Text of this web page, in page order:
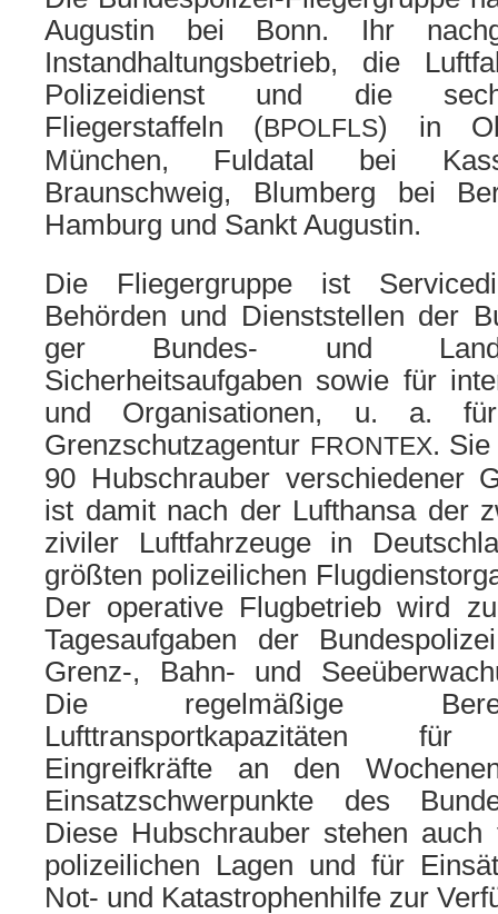
Augustin bei Bonn. Ihr
Instandhaltungsbetrieb, die
Polizeidienst und die
Fliegerstaffeln (BPOLFLS) in
München, Fuldatal bei
Braunschweig, Blumberg bei
Hamburg und Sankt Augustin.
Die Fliegergruppe ist
Behörden und Dienststellen der
ger Bundes- und
Sicherheitsaufgaben sowie für
und Organisationen, u. a.
Grenzschutzagentur FRONTEX.
90 Hubschrauber ver­schie­de­ner
ist damit nach der Lufthansa der
zivi­ler Luftfahrzeuge in
größ­ten poli­zei­li­chen
Der ope­ra­ti­ve Flugbetrieb wird
Tagesaufgaben der
Grenz-, Bahn- und
Die regel­mä­ßi­ge
Lufttransportkapazitäten für
Eingreifkräfte an den
Einsatzschwerpunkte des
Diese Hubschrauber ste­hen
poli­zei­li­chen Lagen und für
Not- und Katastrophenhilfe zur